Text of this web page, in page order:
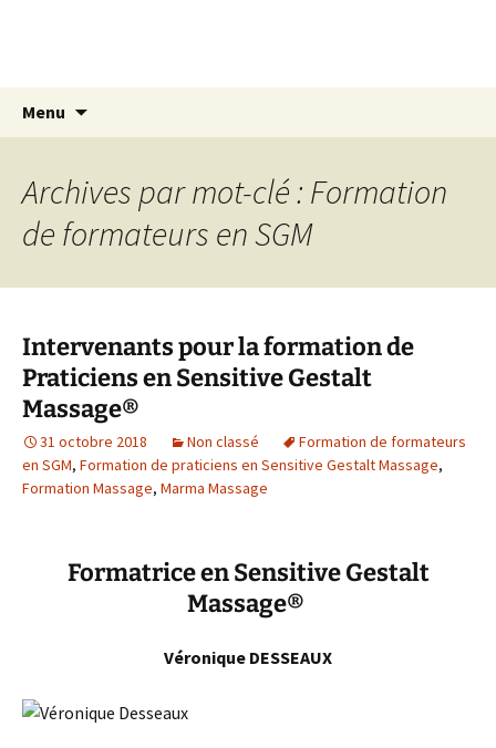
Menu
Archives par mot-clé : Formation
de formateurs en SGM
Intervenants pour la formation de
Praticiens en Sensitive Gestalt
Massage®
31 octobre 2018 Non classé
Formation de formateurs
en SGM, Formation de praticiens en Sensitive Gestalt Massage,
Formation Massage, Marma Massage
Formatrice en Sensitive Gestalt
Massage®
Véronique DESSEAUX